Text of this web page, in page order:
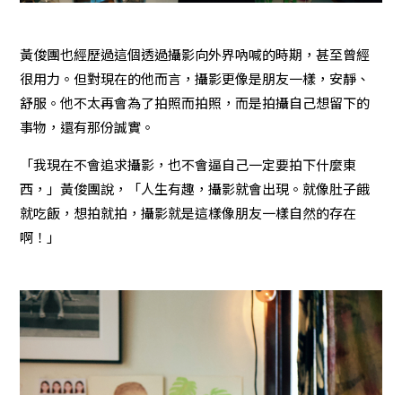
黃俊團也經歷過這個透過攝影向外界吶喊的時期，甚至曾經
很用力。但對現在的他而言，攝影更像是朋友一樣，安靜、
舒服。他不太再會為了拍照而拍照，而是拍攝自己想留下的
事物，還有那份誠實。
「我現在不會追求攝影，也不會逼自己一定要拍下什麼東
西，」黃俊團說，「人生有趣，攝影就會出現。就像肚子餓
就吃飯，想拍就拍，攝影就是這樣像朋友一樣自然的存在
啊！」